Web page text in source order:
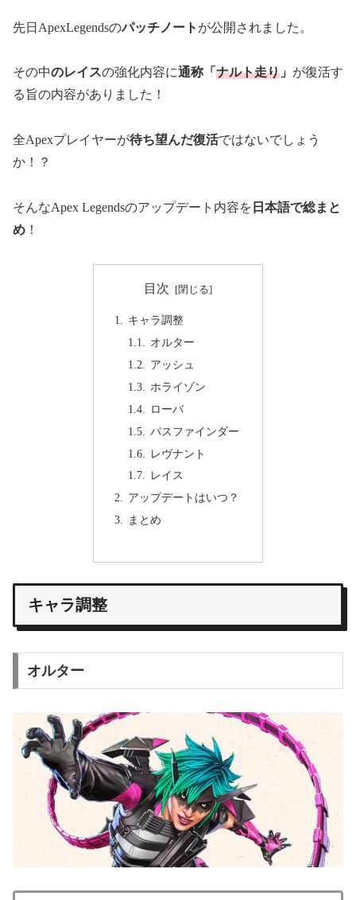
先日ApexLegendsのパッチノート が公開されました。
その中のレイスの強化内容に通称「 ナルト走り 」 が復活す
る旨の内容がありました！
全Apexプレイヤーが待ち望んだ復活ではないでしょう
か！？
そんなApex Legendsのアップデート内容を 日本語で総まと
め ！
目次
キャラ調整
オルター
アッシュ
ホライゾン
ローバ
パスファインダー
レヴナント
レイス
アップデートはいつ？
まとめ
キャラ調整
オルター